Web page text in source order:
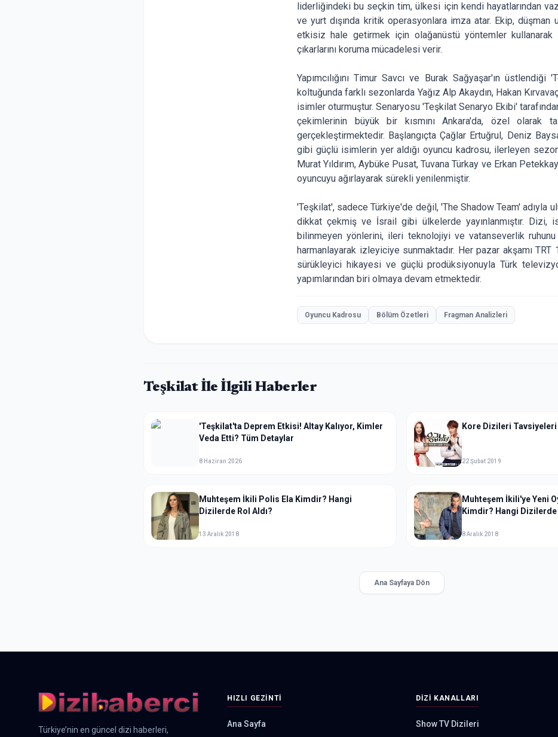
liderliğindeki bu seçkin tim, ülkesi için kendi hayatlarından
ve yurt dışında kritik operasyonlara imza atar. Ekip, düşman
etkisiz hale getirmek için olağanüstü yöntemler kullanarak
çıkarlarını koruma mücadelesi verir.
Yapımcılığını Timur Savcı ve Burak Sağyaşar'ın üstlendiği
koltuğunda farklı sezonlarda Yağız Alp Akaydın, Hakan
isimler oturmuştur. Senaryosu 'Teşkilat Senaryo Ekibi'
çekimlerinin büyük bir kısmını Ankara'da, özel olarak
gerçekleştirmektedir. Başlangıçta Çağlar Ertuğrul, Deniz
gibi güçlü isimlerin yer aldığı oyuncu kadrosu, ilerleyen
Murat Yıldırım, Aybüke Pusat, Tuvana Türkay ve Erkan
oyuncuyu ağırlayarak sürekli yenilenmiştir.
'Teşkilat', sadece Türkiye'de değil, 'The Shadow Team' adıyla
dikkat çekmiş ve İsrail gibi ülkelerde yayınlanmıştır. Dizi,
bilinmeyen yönlerini, ileri teknolojiyi ve vatanseverlik ruhunu
harmanlayarak izleyiciye sunmaktadır. Her pazar akşamı TRT
sürükleyici hikayesi ve güçlü prodüksiyonuyla Türk
yapımlarından biri olmaya devam etmektedir.
Oyuncu Kadrosu Bölüm Özetleri Fragman Analizleri
Teşkilatİle İlgili Haberler
'Teşkilat'ta Deprem Etkisi! Altay Kalıyor, Kimler
Veda Etti? Tüm Detaylar
8 Haziran 2026
Kore Dizileri
22 Şubat 2019
Muhteşem İkili Polis Ela Kimdir? Hangi
Dizilerde Rol Aldı?
13 Aralık 2018
Muhteşem İkili'ye Yeni
Kimdir? Hangi Dizilerde
8 Aralık 2018
Ana Sayfaya Dön
Türkiye’nin en güncel dizi haberleri,
HIZLI GEZINTI
Ana Sayfa
DIZI KANALLARI
Show TV Dizileri